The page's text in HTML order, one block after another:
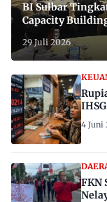
BI Sulbar
Capacity
29 Juli 2026
4 Juni
FKN